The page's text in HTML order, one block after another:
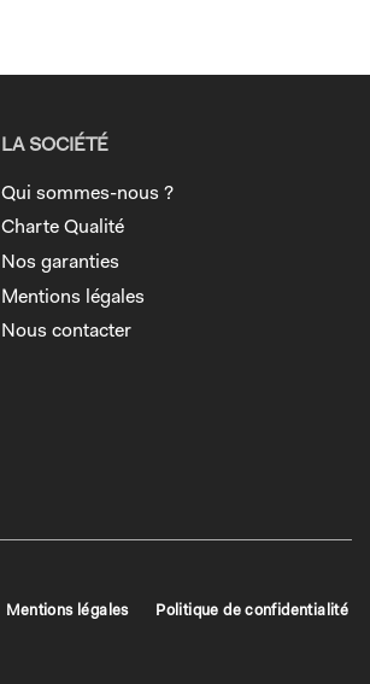
LA SOCIÉTÉ
Qui sommes-nous ?
Charte Qualité
Nos garanties
Mentions légales
Nous contacter
Mentions légales Politique de confidentialité